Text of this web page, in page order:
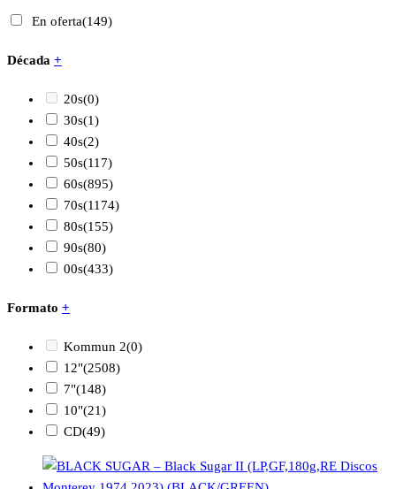
En oferta(149)
Década +
20s(0)
30s(1)
40s(2)
50s(117)
60s(895)
70s(1174)
80s(155)
90s(80)
00s(433)
Formato +
Kommun 2(0)
12"(2508)
7"(148)
10"(21)
CD(49)